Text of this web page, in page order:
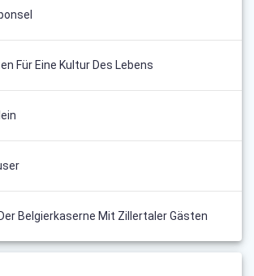
Für Eine Kultur Des Lebens
Belgierkaserne Mit Zillertaler Gästen